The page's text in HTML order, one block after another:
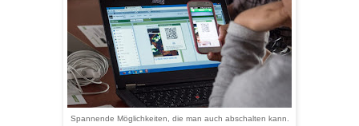
Spannende Möglichkeiten, die man auch abschalten kann.